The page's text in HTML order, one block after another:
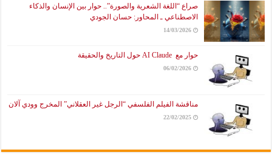
صراع “اللغة الشعرية والصورة”.. حوار بين الإنسان والذكاء
الاصطناعي ـ المحاور: حسان الجودي
14/03/2026
حوار مع AI Claude حول التاريخ والحقيقة
06/02/2026
مناقشة الفيلم الفلسفي “الرجل غير العقلاني” المخرج وودي آلان
22/02/2025